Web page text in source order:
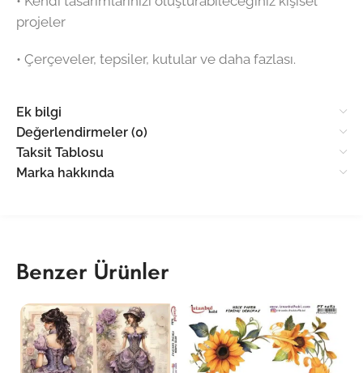
projeler
•⁠ ⁠Çerçeveler, tepsiler, kutular ve daha fazlası.
Ek bilgi
Değerlendirmeler (0)
Taksit Tablosu
Marka hakkında
Benzer Ürünler